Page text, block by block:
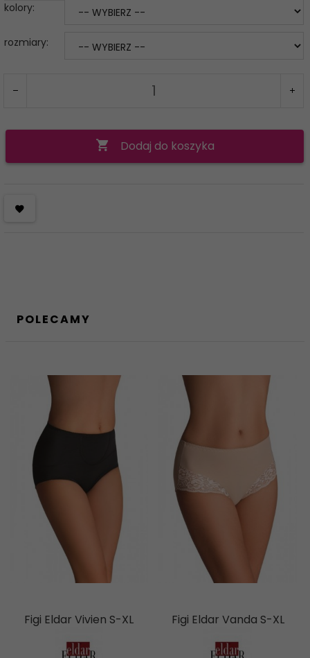
kolory:
rozmiary:
Dodaj do koszyka
POLECAMY
Figi Eldar Vivien S-XL Figi Eldar Vanda S-XL